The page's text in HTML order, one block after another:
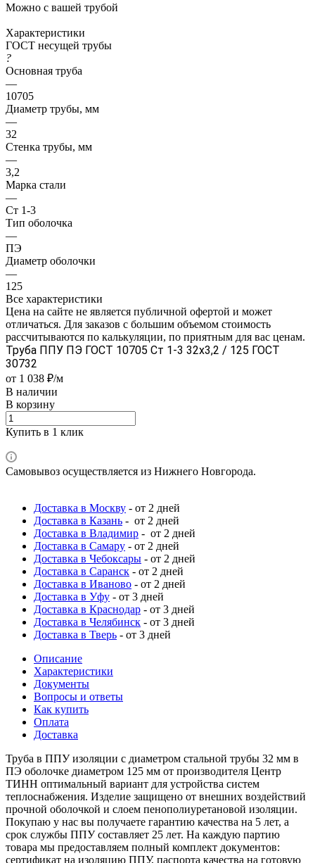
Можно с вашей трубой
Характеристики
ГОСТ несущей трубы
?
Основная труба
—
10705
Диаметр трубы, мм
—
32
Стенка трубы, мм
—
3,2
Марка стали
—
Ст 1-3
Тип оболочка
—
ПЭ
Диаметр оболочки
—
125
Все характеристики
Цена на сайте не является публичной офертой и может
отличаться. Для заказов с большим объемом стоимость
рассчитываются по калькуляции, по приятным для вас ценам.
Труба ППУ ПЭ ГОСТ 10705 Ст 1-3 32x3,2 / 125 ГОСТ
30732
от 1 038 ₽/м
В наличии
В корзину
Купить в 1 клик
Самовывоз осуществляется из Нижнего Новгорода.
Доставка в Москву - от 2 дней
Доставка в Казань - от 2 дней
Доставка в Владимир - от 2 дней
Доставка в Самару - от 2 дней
Доставка в Чебоксары - от 2 дней
Доставка в Саранск - от 2 дней
Доставка в Иваново - от 2 дней
Доставка в Уфу - от 3 дней
Доставка в Краснодар - от 3 дней
Доставка в Челябинск - от 3 дней
Доставка в Тверь - от 3 дней
Описание
Характеристики
Документы
Вопросы и ответы
Как купить
Оплата
Доставка
Труба в ППУ изоляции с диаметром стальной трубы 32 мм в
ПЭ оболочке диаметром 125 мм от производителя Центр
ТИНН оптимальный вариант для устройства систем
теплоснабжения. Изделие защищено от внешних воздействий
прочной оболочкой и слоем пенополиуретановой изоляции.
Покупаю у нас вы получаете гарантию качества на 5 лет, а
срок службы ППУ составляет 25 лет. На каждую партию
товара мы предоставляем полный комплект документов:
сертификат на изоляцию ППУ, паспорта качества на готовую